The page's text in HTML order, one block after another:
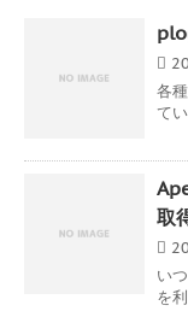
各
て
取
い
を